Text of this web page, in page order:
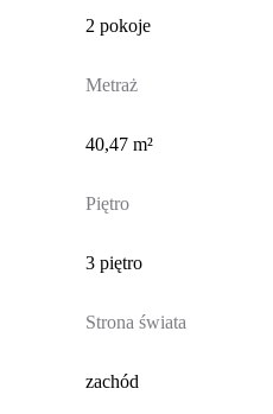
2 pokoje
Metraż
40,47 m²
Piętro
3 piętro
Strona świata
zachód